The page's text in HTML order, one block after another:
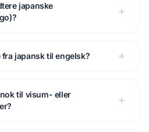
japanske
japansk til engelsk?
til visum- eller